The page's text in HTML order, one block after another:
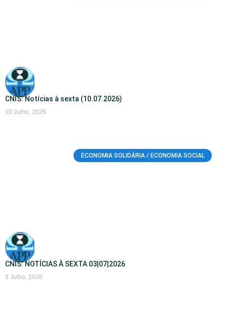
CNIS: Notícias à sexta (10.07.2026)
10 Julho, 2026
ECONOMIA SOLIDÁRIA / ECONOMIA SOCIAL
CNIS: NOTÍCIAS À SEXTA 03|07|2026
3 Julho, 2026